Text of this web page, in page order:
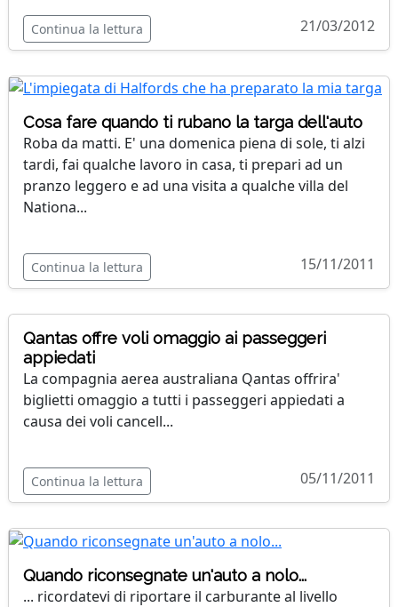
Continua la lettura 21/03/2012
Cosa fare quando ti rubano la targa dell'auto
Roba da matti. E' una domenica piena di sole, ti alzi
tardi, fai qualche lavoro in casa, ti prepari ad un
pranzo leggero e ad una visita a qualche villa del
Nationa...
Continua la lettura 15/11/2011
Qantas offre voli omaggio ai passeggeri
appiedati
La compagnia aerea australiana Qantas offrira'
biglietti omaggio a tutti i passeggeri appiedati a
causa dei voli cancell...
Continua la lettura 05/11/2011
Quando riconsegnate un'auto a nolo...
... ricordatevi di riportare il carburante al livello